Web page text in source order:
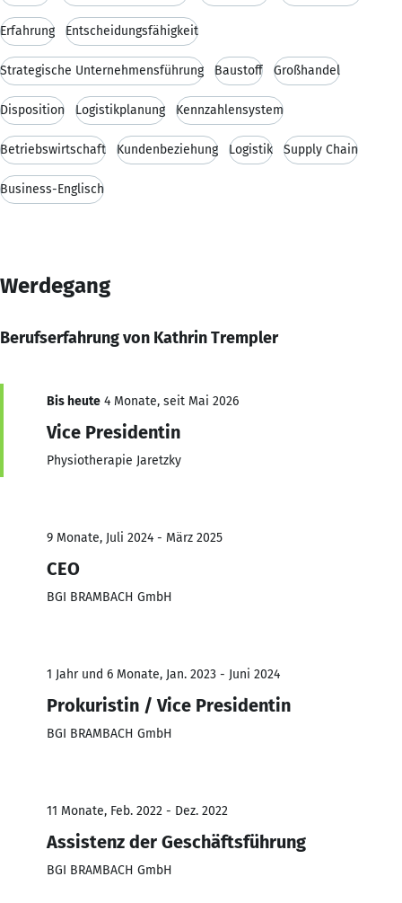
Erfahrung Entscheidungsfähigkeit
Strategische Unternehmensführung Baustoff Großhandel
Disposition Logistikplanung Kennzahlensystem
Betriebswirtschaft Kundenbeziehung Logistik Supply Chain
Business-Englisch
Werdegang
Berufserfahrung von Kathrin Trempler
Bis heute 4 Monate, seit Mai 2026
Vice Presidentin
Physiotherapie Jaretzky
9 Monate, Juli 2024 - März 2025
CEO
BGI BRAMBACH GmbH
1 Jahr und 6 Monate, Jan. 2023 - Juni 2024
Prokuristin / Vice Presidentin
BGI BRAMBACH GmbH
11 Monate, Feb. 2022 - Dez. 2022
Assistenz der Geschäftsführung
BGI BRAMBACH GmbH